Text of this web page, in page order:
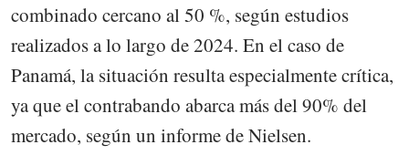
combinado cercano al 50 %, según estudios
realizados a lo largo de 2024. En el caso de
Panamá, la situación resulta especialmente crítica,
ya que el contrabando abarca más del 90% del
mercado, según un informe de Nielsen.